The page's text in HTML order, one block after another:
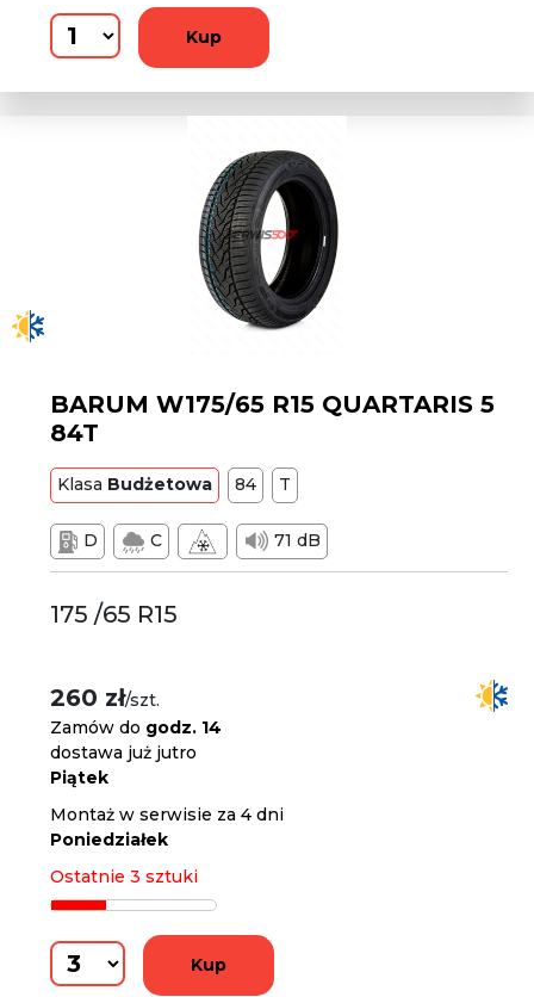
Kup
BARUM W175/65 R15 QUARTARIS 5
84T
Klasa Budżetowa 84 T
D C 71 dB
175 /65 R15
260 zł/szt.
Zamów do godz. 14
dostawa już jutro
Piątek
Montaż w serwisie za 4 dni
Poniedziałek
Ostatnie 3 sztuki
Kup